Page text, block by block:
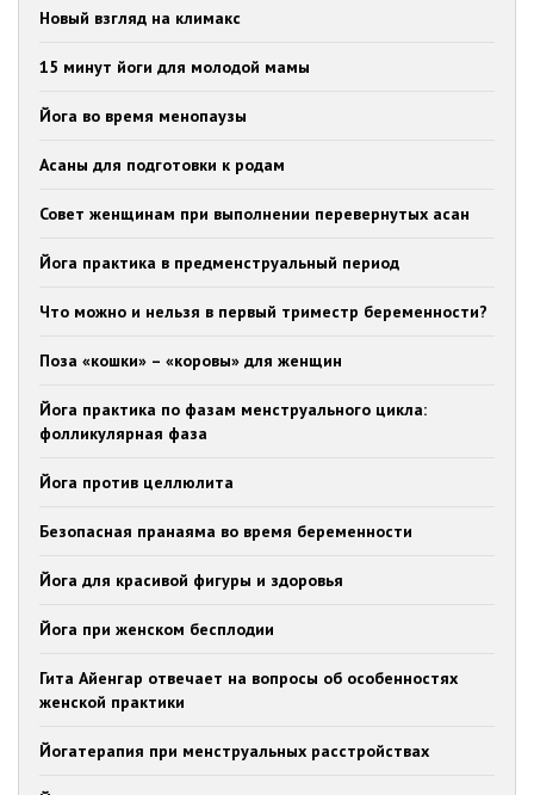
Новый взгляд на климакс
15 минут йоги для молодой мамы
Йога во время менопаузы
Асаны для подготовки к родам
Совет женщинам при выполнении перевернутых асан
Йога практика в предменструальный период
Что можно и нельзя в первый триместр беременности?
Поза «кошки» – «коровы» для женщин
Йога практика по фазам менструального цикла:
фолликулярная фаза
Йога против целлюлита
Безопасная пранаяма во время беременности
Йога для красивой фигуры и здоровья
Йога при женском бесплодии
Гита Айенгар отвечает на вопросы об особенностях
женской практики
Йогатерапия при менструальных расстройствах